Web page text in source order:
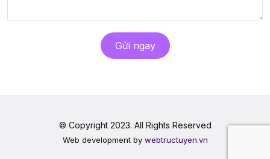
Gửi ngay
© Copyright 2023. All Rights Reserved
Web development by webtructuyen.vn